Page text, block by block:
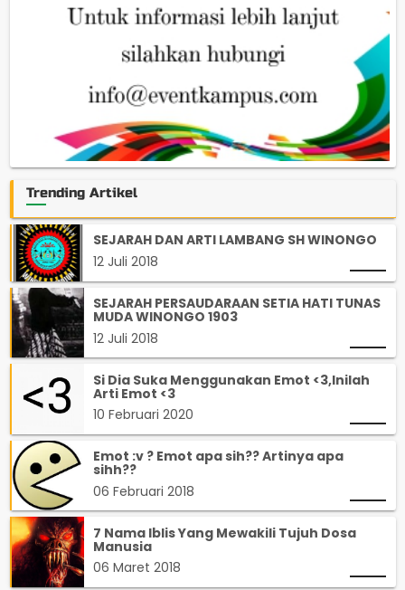
Trending Artikel
SEJARAH DAN ARTI LAMBANG SH WINONGO
12 Juli 2018
SEJARAH PERSAUDARAAN SETIA HATI TUNAS
MUDA WINONGO 1903
12 Juli 2018
Si Dia Suka Menggunakan Emot <3,Inilah
Arti Emot <3
10 Februari 2020
Emot :v ? Emot apa sih?? Artinya apa
sihh??
06 Februari 2018
7 Nama Iblis Yang Mewakili Tujuh Dosa
Manusia
06 Maret 2018